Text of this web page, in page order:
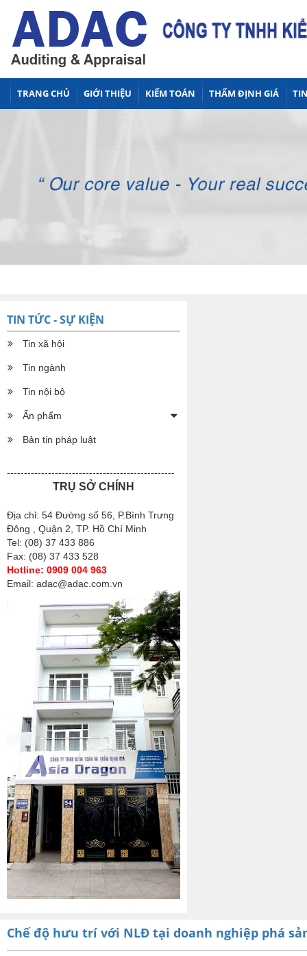
TRANG CHỦ GIỚI THIỆU KIỂM TOÁN THẨM ĐỊNH GIÁ
TIN TỨC - SỰ KIỆN
Tin xã hội
Tin ngành
Tin nội bộ
Ấn phẩm
Bản tin pháp luật
-------------------------------------------------
TRỤ SỞ CHÍNH
Địa chỉ: 54 Đường số 56, P.Bình Trưng
Đông , Quận 2, TP. Hồ Chí Minh
Tel: (08) 37 433 886
Fax: (08) 37 433 528
Hotline: 0909 004 963
Email: adac@adac.com.vn
Chế độ hưu trí với NLĐ tại doanh nghiệp phá